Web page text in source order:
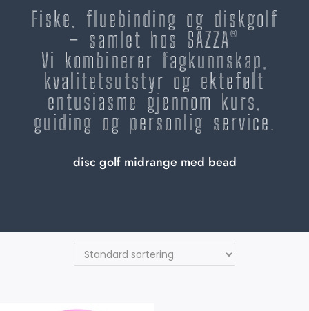
Fiske, fluebinding og diskgolf
– samlet hos SAZZA®
Vi kombinerer fagkunnskap,
kvalitetsutstyr og ektefølt
entusiasme gjennom kurs,
guiding og personlig service.
disc golf midrange med bead